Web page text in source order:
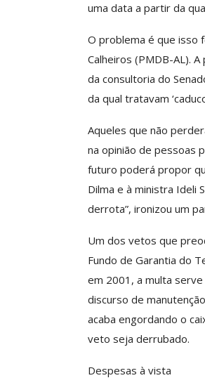
uma data a partir da
O problema é que isso
Calheiros (PMDB-AL).
da consultoria do
da qual tratavam
Aqueles que não
na opinião de pessoas
futuro poderá propor
Dilma e à ministra Ideli
derrota”, ironizou um
Um dos vetos que
Fundo de Garantia do
em 2001, a multa
discurso de
acaba engordando o
veto seja derrubado.
Despesas à vista